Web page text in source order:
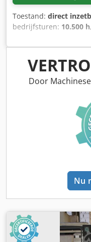
Toestand: direct
bedrijfsturen: 10.500 h
(101,97 pk),
type koeling:lucht,
documentatie /
schroefcompressor
Door
Nu